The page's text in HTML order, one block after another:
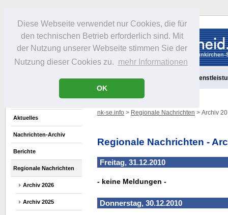
Diese Webseite verwendet nur Cookies, die für
den technischen Betrieb erforderlich sind. Mit
der Nutzung unserer Webseite stimmen Sie der
Nutzung dieser Cookies zu. mehr Informationen
OK
Portrait Freizeit Gastronomie
Aktuelles
Nachrichten-Archiv
Berichte
Regionale Nachrichten
Archiv 2026
Archiv 2025
nk-se.info > Regionale Nachrichten > Archiv
Regionale Nachrichten -
Freitag, 31.12.2010
- keine Meldungen -
Donnerstag, 30.12.2010